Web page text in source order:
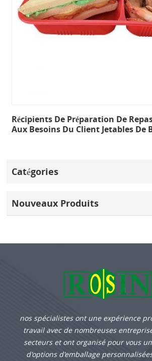
Récipients De Préparation De
Aux Besoins Du Client Jetables De
Catégories
Nouveaux Produits
nos spécialistes ont une expérience
travail avec de nombreuses
secteurs et ont organisé pour vous
d'options d'emballage